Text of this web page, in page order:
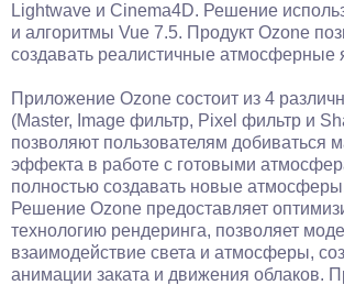
Lightwave и Cinema4D. Решение
и алгоритмы Vue 7.5. Продукт Ozone
создавать реалистичные атмосферные
Приложение Ozone состоит из 4
(Master, Image фильтр, Pixel фильтр и
позволяют пользователям добиваться
эффекта в работе с готовыми
полностью создавать новые
Решение Ozone предоставляет
технологию рендеринга, позволяет
взаимодействие света и атмосферы,
анимации заката и движения облаков.